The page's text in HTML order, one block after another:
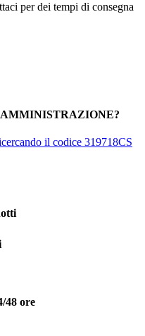
per dei tempi di consegna
il codice 319718CS
48 ore